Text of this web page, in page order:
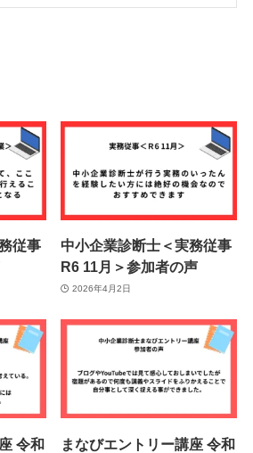
従事
中小企業診断士＜実務従事
R6 11月＞参加者の声
2026年4月2日
令和
まなびエントリー講座 令和